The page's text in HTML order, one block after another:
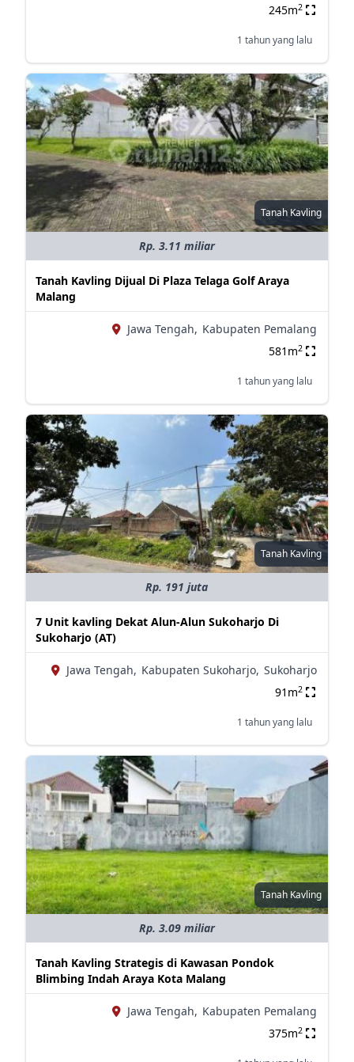
245m2
1 tahun yang lalu
Tanah Kavling
Rp. 3.11 miliar
Tanah Kavling Dijual Di Plaza Telaga Golf Araya
Malang
Jawa Tengah, Kabupaten Pemalang
581m2
1 tahun yang lalu
Tanah Kavling
Rp. 191 juta
7 Unit kavling Dekat Alun-Alun Sukoharjo Di
Sukoharjo (AT)
Jawa Tengah, Kabupaten Sukoharjo, Sukoharjo
91m2
1 tahun yang lalu
Tanah Kavling
Rp. 3.09 miliar
Tanah Kavling Strategis di Kawasan Pondok
Blimbing Indah Araya Kota Malang
Jawa Tengah, Kabupaten Pemalang
375m2